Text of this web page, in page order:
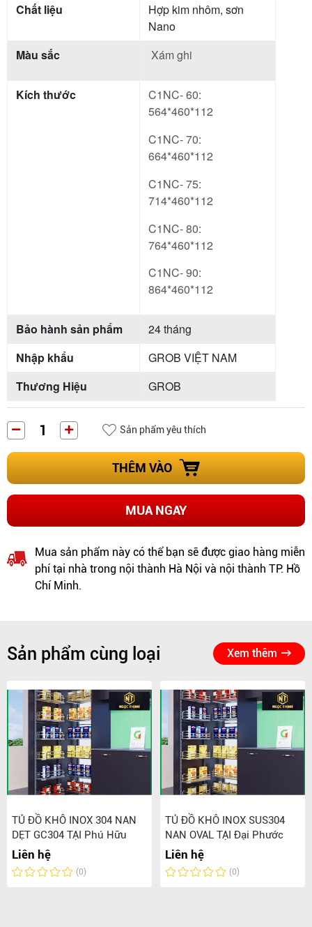
Chất liệu
Hợp kim nhôm, sơn
Nano
Màu sắc
Xám ghi
Kích thước
C1NC- 60:
564*460*112
C1NC- 70:
664*460*112
C1NC- 75:
714*460*112
C1NC- 80:
764*460*112
C1NC- 90:
864*460*112
Bảo hành sản phẩm
24 tháng
Nhập khẩu
GROB VIỆT NAM
Thương Hiệu
GROB
Sản phẩm yêu thích
THÊM VÀO
MUA NGAY
Mua sản phẩm này có thể bạn sẽ được giao hàng miễn
phí tại nhà trong nội thành Hà Nội và nội thành TP. Hồ
Chí Minh.
Sản phẩm cùng loại Xem thêm
TỦ ĐỒ KHÔ INOX 304 NAN
DẸT GC304 TẠI Phú Hữu
Liên hệ
(0)
TỦ ĐỒ KHÔ INOX SUS304
NAN OVAL TẠI Đại Phước
Liên hệ
(0)